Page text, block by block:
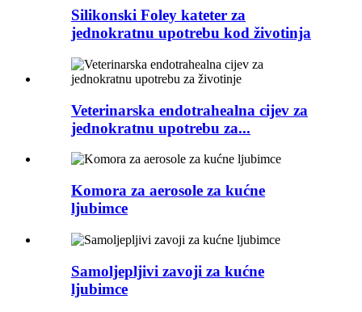
Silikonski Foley kateter za
jednokratnu upotrebu kod životinja
Veterinarska endotrahealna cijev za
jednokratnu upotrebu za...
Komora za aerosole za kućne
ljubimce
Samoljepljivi zavoji za kućne
ljubimce